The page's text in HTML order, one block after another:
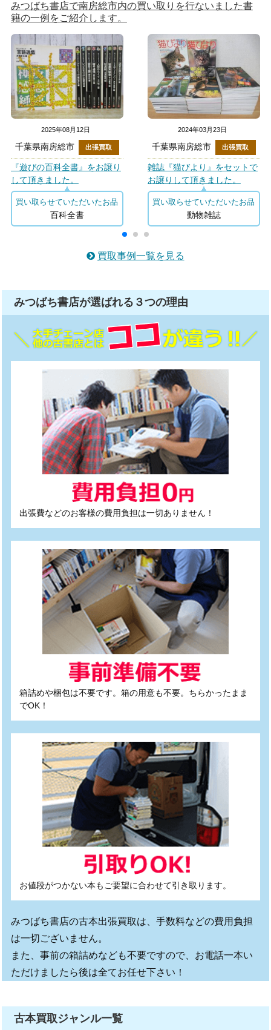
みつばち書店で南房総市内の買い取りを行ないました書
籍の一例をご紹介します。
2025年08月12日
千葉県南房総市 出張買取
『遊びの百科全書』をお譲り
して頂きました。
買い取らせていただいたお品
百科全書
2024年03月23日
千葉県南房総市 出張買取
雑誌『猫びより』をセットで
お譲りして頂きました。
買い取らせていただいたお品
動物雑誌
買取事例一覧を見る
みつばち書店が選ばれる ３つの理由
出張費などのお客様の費用負担は一切ありません！
箱詰めや梱包は不要です。箱の用意も不要。ちらかったまま
でOK！
お値段がつかない本もご要望に合わせて引き取ります。
みつばち書店の古本出張買取は、手数料などの費用負担
は一切ございません。
また、事前の箱詰めなども不要ですので、お電話一本い
ただけましたら後は全てお任せ下さい！
古本買取ジャンル一覧